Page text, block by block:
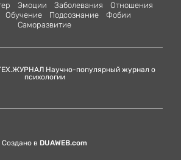
Эмоции Заболевания
Отношения
Обучение Подсознание
Фобии
Саморазвитие
Научно-популярный журнал о
психологии
Создано в DUAWEB.com